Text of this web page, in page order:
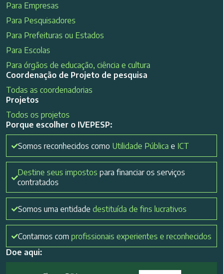
Para Empresas
Para Pesquisadores
Para Prefeituras ou Estados
Para Escolas
Para órgãos de educação, ciência e cultura
Coordenação de Projeto de pesquisa
Todas as coordenadorias
Projetos
Todos os projetos
Porque escolher o IVEPESP:
Somos reconhecidos como Utilidade Pública e ICT
Destine seus impostos para financiar os serviços
contratados
Somos uma entidade destituída de fins lucrativos
Contamos com profissionais experientes e reconhecidos
Doe aqui: